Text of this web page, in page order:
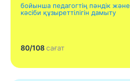
бойынша педагогтің пәндік және
кәсіби құзыреттілігін дамыту
80/108сағат